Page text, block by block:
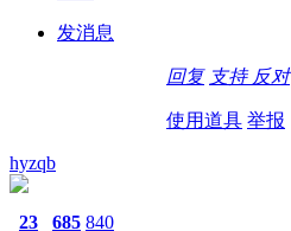
发消息
回复 支持 反对
使用道具 举报
hyzqb
23 685 840